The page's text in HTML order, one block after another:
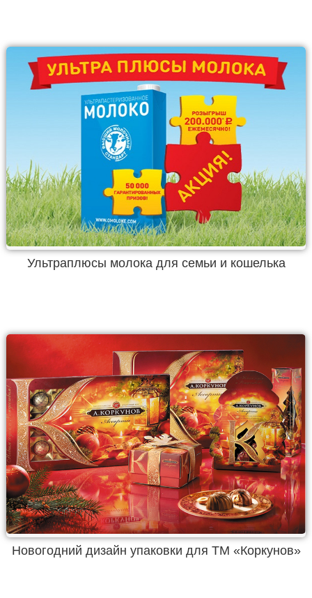
Ультраплюсы молока для семьи и кошелька
Новогодний дизайн упаковки для ТМ «Коркунов»